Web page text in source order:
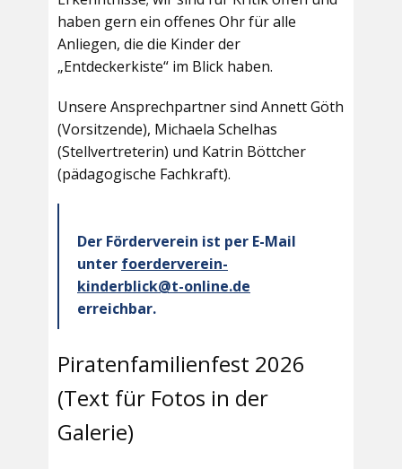
haben gern ein offenes Ohr für alle
Anliegen, die die Kinder der
„Entdeckerkiste“ im Blick haben.
Unsere Ansprechpartner sind Annett Göth
(Vorsitzende), Michaela Schelhas
(Stellvertreterin) und Katrin Böttcher
(pädagogische Fachkraft).
Der Förderverein ist per E-Mail
unter foerderverein-
kinderblick@t-online.de
erreichbar.
Piratenfamilienfest 2026
(Text für Fotos in der
Galerie)